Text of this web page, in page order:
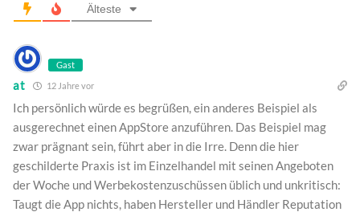
Älteste
Gast
at 12 Jahre vor
Ich persönlich würde es begrüßen, ein anderes Beispiel als
ausgerechnet einen AppStore anzuführen. Das Beispiel mag
zwar prägnant sein, führt aber in die Irre. Denn die hier
geschilderte Praxis ist im Einzelhandel mit seinen Angeboten
der Woche und Werbekostenzuschüssen üblich und unkritisch:
Taugt die App nichts, haben Hersteller und Händler Reputation